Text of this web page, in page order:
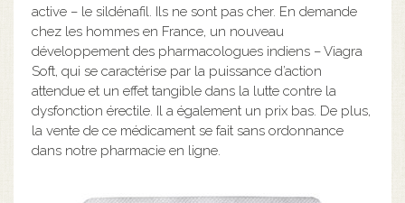
active – le sildénafil. Ils ne sont pas cher. En demande
chez les hommes en France, un nouveau
développement des pharmacologues indiens – Viagra
Soft, qui se caractérise par la puissance d’action
attendue et un effet tangible dans la lutte contre la
dysfonction érectile. Il a également un prix bas. De plus,
la vente de ce médicament se fait sans ordonnance
dans notre pharmacie en ligne.